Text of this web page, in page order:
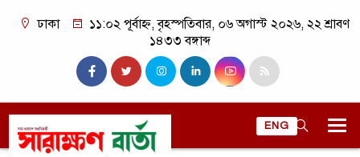
ঢাকা
১১:০২ পূর্বাহ্ন, বৃহস্পতিবার, ০৬ অগাস্ট ২০২৬, ২২ শ্রাবণ
১৪৩৩ বঙ্গাব্দ
ENG